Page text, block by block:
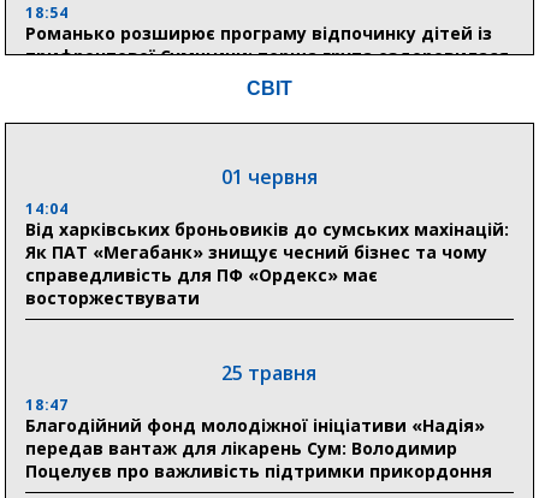
18:54
Романько розширює програму відпочинку дітей із
прифронтової Сумщини: перша група оздоровилася
18:30
відновлення житла майже на 6,6 млн грн
31 липня
21:01
До 19 400 гривень на паливо: Пенсійний фонд
Сумщини пояснив, як отримати допомогу на зиму
«Укрексімбанк» припиняє виплату пенсій: у
Пенсійному фонді Сумщини пояснили, що робити
людям
11:00
СВІТ
01 червня
14:04
Від харківських броньовиків до сумських махінацій:
Як ПАТ «Мегабанк» знищує чесний бізнес та чому
справедливість для ПФ «Ордекс» має
восторжествувати
25 травня
18:47
Благодійний фонд молодіжної ініціативи «Надія»
передав вантаж для лікарень Сум: Володимир
Поцелуєв про важливість підтримки прикордоння